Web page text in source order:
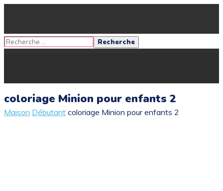
coloriage Minion pour enfants 2
Maison Débutant coloriage Minion pour enfants 2